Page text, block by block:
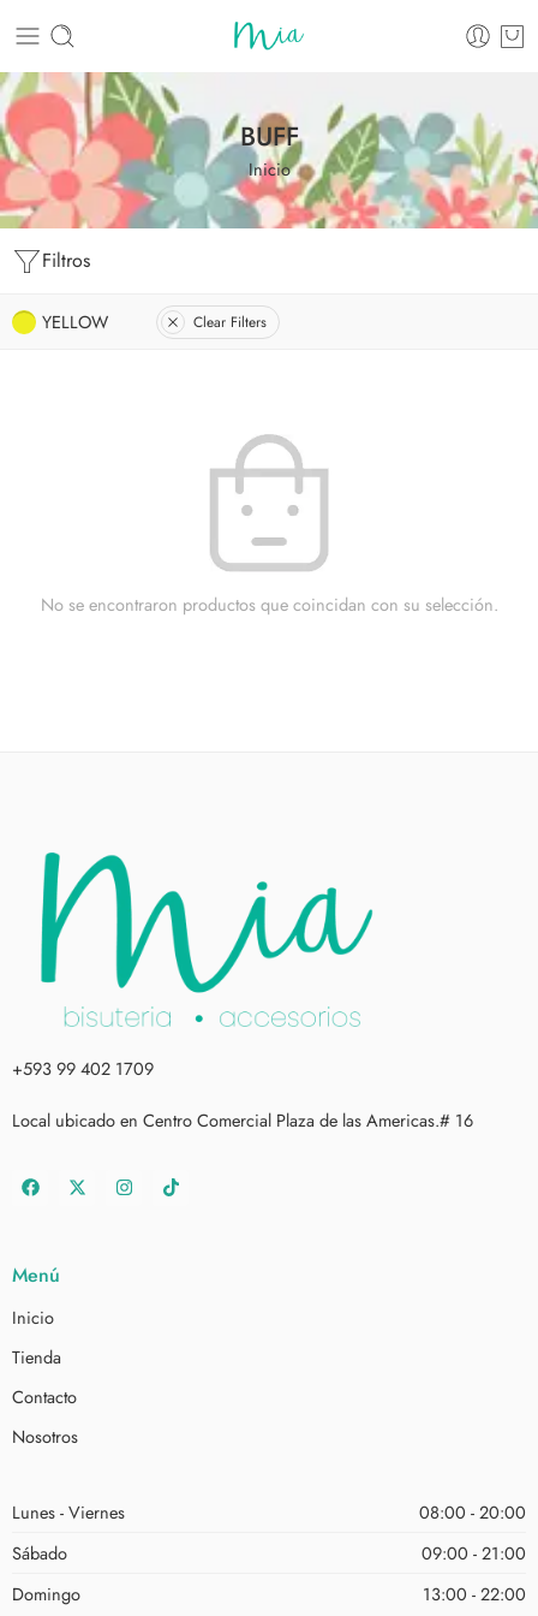
BUFF
Inicio
Filtros
YELLOW Clear Filters
No se encontraron productos que coincidan con su selección.
+593 99 402 1709
Local ubicado en Centro Comercial Plaza de las Americas.# 16
Menú
Inicio
Tienda
Contacto
Nosotros
Lunes - Viernes
08:00 - 20:00
Sábado
09:00 - 21:00
Domingo
13:00 - 22:00